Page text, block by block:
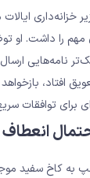
مهم را داشت. او
برای توافقات
به کاخ سفید